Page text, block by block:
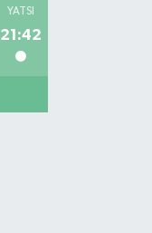
YATSI
21:42